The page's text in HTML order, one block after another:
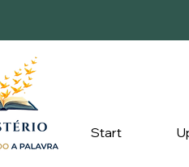
Start